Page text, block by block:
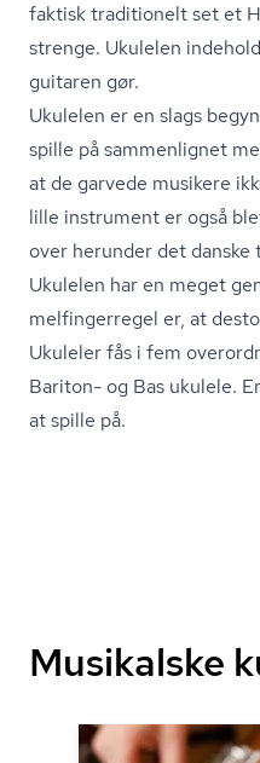
faktisk traditionelt set et
strenge. Ukulelen
guitaren gør.
Ukulelen er en slags
spille på sammenlignet
at de garvede musikere
lille instrument er også
over herunder det
Ukulelen har en meget
mel­finger­re­gel er, at
Ukuleler fås i fem
Bariton- og Bas ukulele.
at spille på.
Musikalske